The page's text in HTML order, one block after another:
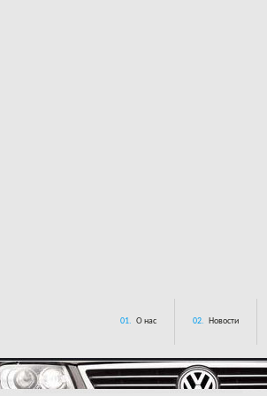
01. О нас 02. Новости